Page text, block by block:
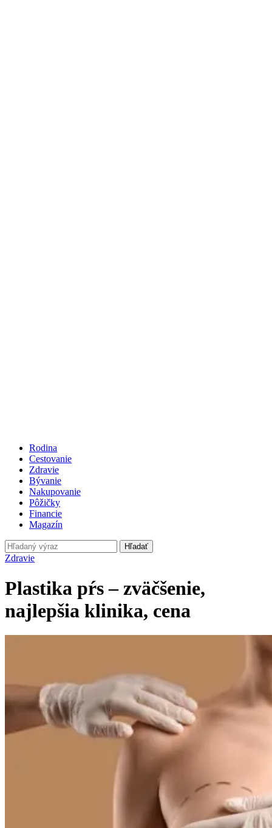
Rodina
Cestovanie
Zdravie
Bývanie
Nakupovanie
Pôžičky
Financie
Magazín
Hľadať
Zdravie
Plastika pŕs – zväčšenie,
najlepšia klinika, cena